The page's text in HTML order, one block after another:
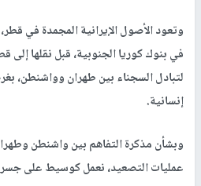
وتعود الأصول الإيرانية المجمدة في
لتبادل السجناء بين طهران وواشنطن،
إنسانية.
وبشأن مذكرة التفاهم بين واشنطن
عمليات التصعيد، نعمل كوسيط على جسر